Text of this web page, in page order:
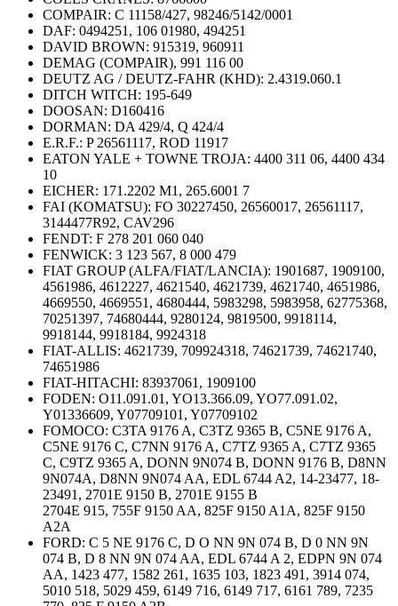
COMPAIR: C 11158/427, 98246/5142/0001
DAF: 0494251, 106 01980, 494251
DAVID BROWN: 915319, 960911
DEMAG (COMPAIR), 991 116 00
DEUTZ AG / DEUTZ-FAHR (KHD): 2.4319.060.1
DITCH WITCH: 195-649
DOOSAN: D160416
DORMAN: DA 429/4, Q 424/4
E.R.F.: P 26561117, ROD 11917
EATON YALE + TOWNE TROJA: 4400 311 06, 4400 434
10
EICHER: 171.2202 M1, 265.6001 7
FAI (KOMATSU): FO 30227450, 26560017, 26561117,
3144477R92, CAV296
FENDT: F 278 201 060 040
FENWICK: 3 123 567, 8 000 479
FIAT GROUP (ALFA/FIAT/LANCIA): 1901687, 1909100,
4561986, 4612227, 4621540, 4621739, 4621740, 4651986,
4669550, 4669551, 4680444, 5983298, 5983958, 62775368,
70251397, 74680444, 9280124, 9819500, 9918114,
9918144, 9918184, 9924318
FIAT-ALLIS: 4621739, 709924318, 74621739, 74621740,
74651986
FIAT-HITACHI: 83937061, 1909100
FODEN: O11.091.01, YO13.366.09, YO77.091.02,
Y01336609, Y07709101, Y07709102
FOMOCO: C3TA 9176 A, C3TZ 9365 B, C5NE 9176 A,
C5NE 9176 C, C7NN 9176 A, C7TZ 9365 A, C7TZ 9365
C, C9TZ 9365 A, DONN 9N074 B, DONN 9176 B, D8NN
9N074A, D8NN 9N074 AA, EDL 6744 A2, 14-23477, 18-
23491, 2701E 9150 B, 2701E 9155 B
2704E 915, 755F 9150 AA, 825F 9150 A1A, 825F 9150
A2A
FORD: C 5 NE 9176 C, D O NN 9N 074 B, D 0 NN 9N
074 B, D 8 NN 9N 074 AA, EDL 6744 A 2, EDPN 9N 074
AA, 1423 477, 1582 261, 1635 103, 1823 491, 3914 074,
5010 518, 5029 459, 6149 716, 6149 717, 6161 789, 7235